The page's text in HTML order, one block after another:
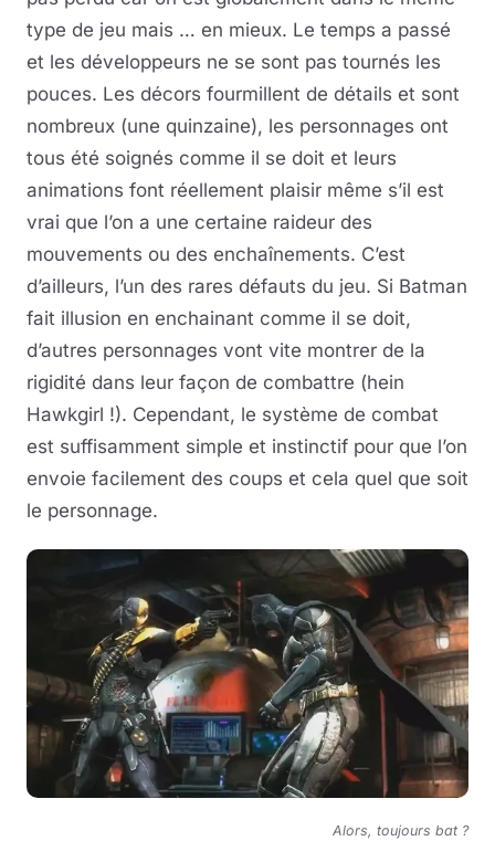
type de jeu mais … en mieux. Le temps a passé
et les développeurs ne se sont pas tournés les
pouces. Les décors fourmillent de détails et sont
nombreux (une quinzaine), les personnages ont
tous été soignés comme il se doit et leurs
animations font réellement plaisir même s’il est
vrai que l’on a une certaine raideur des
mouvements ou des enchaînements. C’est
d’ailleurs, l’un des rares défauts du jeu. Si Batman
fait illusion en enchainant comme il se doit,
d’autres personnages vont vite montrer de la
rigidité dans leur façon de combattre (hein
Hawkgirl !). Cependant, le système de combat
est suffisamment simple et instinctif pour que l’on
envoie facilement des coups et cela quel que soit
le personnage.
Alors, toujours bat ?